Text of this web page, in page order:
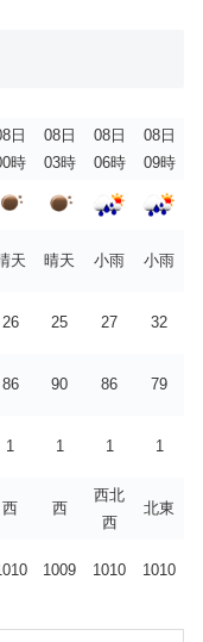
日
時
08日
03時
08日
06時
08日
09時
天 晴天 小雨 小雨
26 25 27 32
86 90 86 79
1 1 1 1
西 西
西北
西
北東
1009 1010 1010